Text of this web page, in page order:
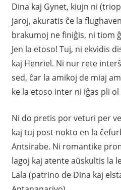
Dina kaj Gynet, kiujn ni
jaroj, akuratis ĉe la
brakumoj ne finiĝis, ni tiom
Jen la etoso! Tuj, ni ekvidis
kaj Henriel. Ni nur rete
sed, ĉar la amikoj de miaj
ke la etoso inter ni iĝas pli
Ni do pretis por veturi per
kaj tuj post nokto en la
Antsirabe. Ni romantike
lagoj kaj atente aŭskultis la
Lala (patrino de Dina kaj